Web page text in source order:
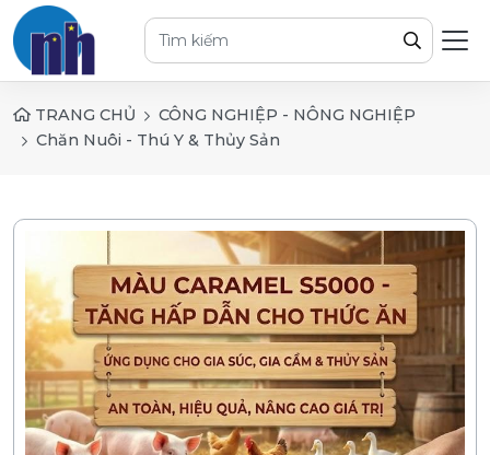
TRANG CHỦ
CÔNG NGHIỆP - NÔNG NGHIỆP
Chăn Nuôi - Thú Y & Thủy Sản